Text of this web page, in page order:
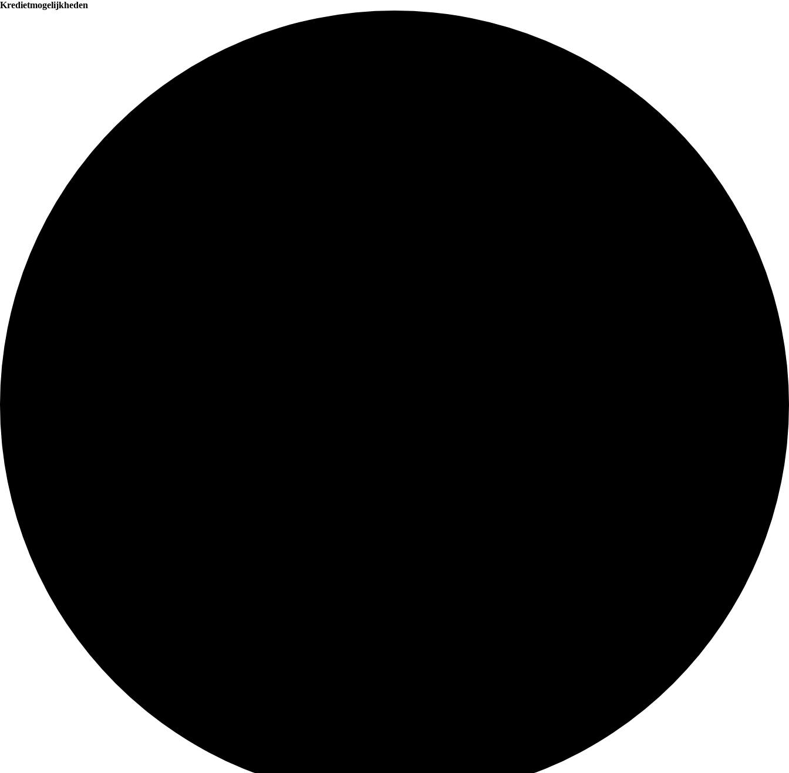
Kredietmogelijkheden